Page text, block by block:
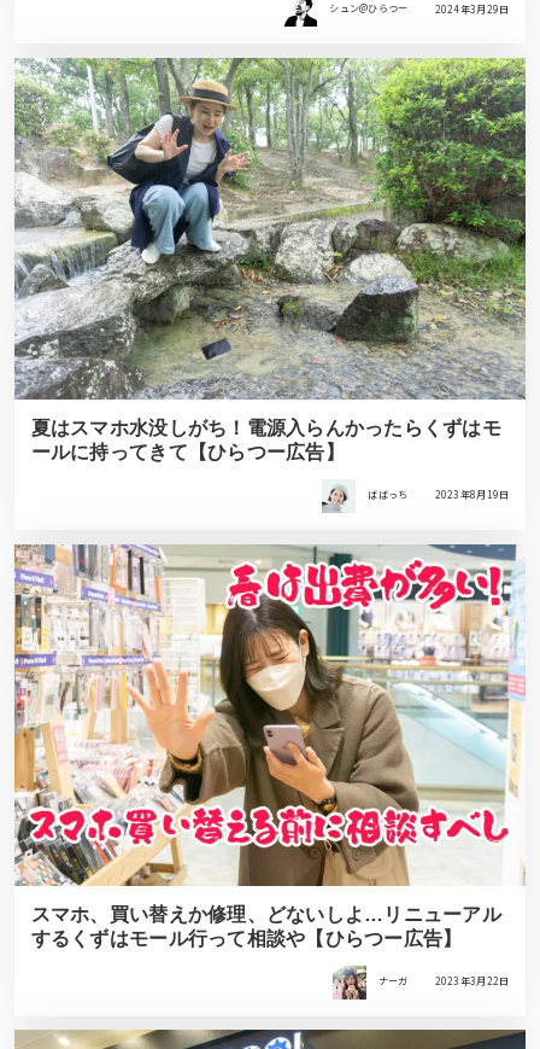
シュン@ひらつー 2024年3月29日
夏はスマホ水没しがち！電源入らんかったらくずはモ
ールに持ってきて【ひらつー広告】
ばばっち 2023年8月19日
スマホ、買い替えか修理、どないしよ…リニューアル
するくずはモール行って相談や【ひらつー広告】
ナーガ 2023年3月22日